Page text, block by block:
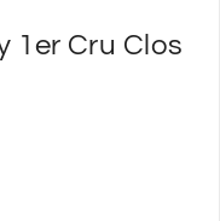
1er Cru Clos